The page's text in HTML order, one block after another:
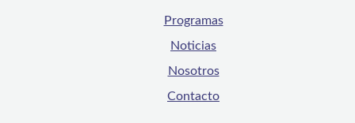
Programas
Noticias
Nosotros
Contacto